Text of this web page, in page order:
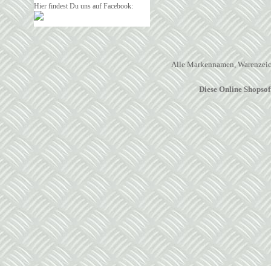
Hier findest Du uns auf Facebook:
Alle Markennamen,
Diese Online